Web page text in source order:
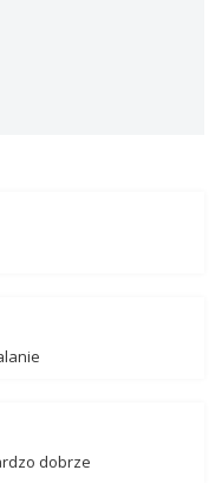
dobrze